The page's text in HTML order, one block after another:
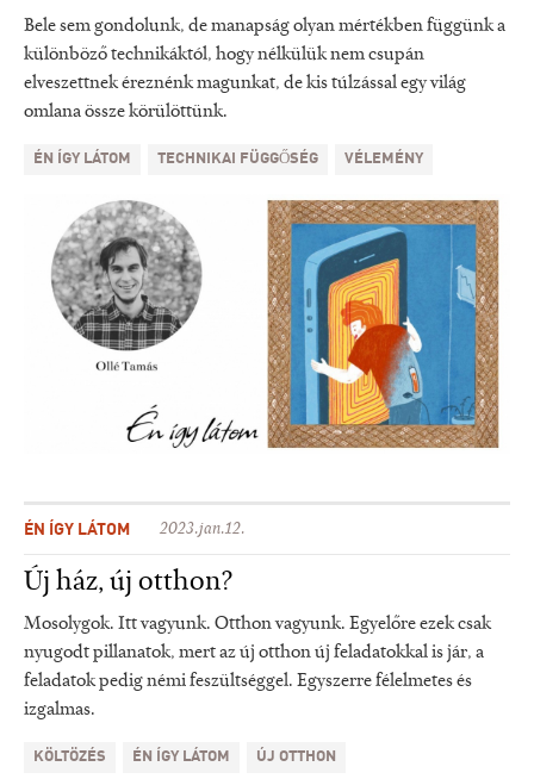
Bele sem gondolunk, de manapság olyan mértékben függünk a
különböző technikáktól, hogy nélkülük nem csupán
elveszettnek éreznénk magunkat, de kis túlzással egy világ
omlana össze körülöttünk.
ÉN ÍGY LÁTOM TECHNIKAI FÜGGŐSÉG VÉLEMÉNY
ÉN ÍGY LÁTOM 2023.jan.12.
Új ház, új otthon?
Mosolygok. Itt vagyunk. Otthon vagyunk. Egyelőre ezek csak
nyugodt pillanatok, mert az új otthon új feladatokkal is jár, a
feladatok pedig némi feszültséggel. Egyszerre félelmetes és
izgalmas.
KÖLTÖZÉS ÉN ÍGY LÁTOM ÚJ OTTHON